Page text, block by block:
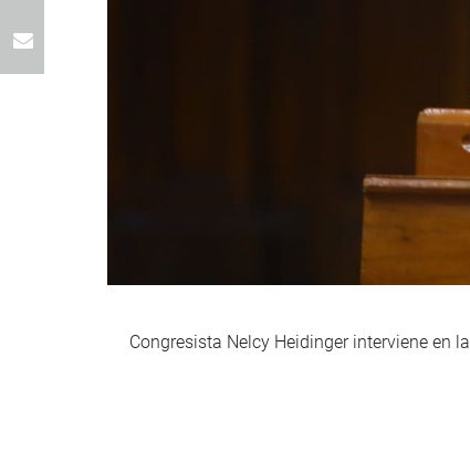
Congresista Nelcy Heidinger interviene en